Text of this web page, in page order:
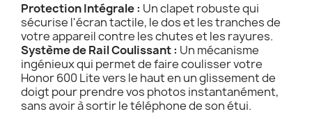
Protection Intégrale : Un clapet robuste qui
sécurise l'écran tactile, le dos et les tranches de
votre appareil contre les chutes et les rayures.
Système de Rail Coulissant : Un mécanisme
ingénieux qui permet de faire coulisser votre
Honor 600 Lite vers le haut en un glissement de
doigt pour prendre vos photos instantanément,
sans avoir à sortir le téléphone de son étui.